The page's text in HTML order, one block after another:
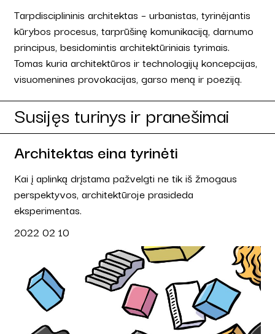
Tarpdisciplininis architektas – urbanistas, tyrinėjantis
kūrybos procesus, tarprūšinę komunikaciją, darnumo
principus, besidomintis architektūriniais tyrimais.
Tomas kuria architektūros ir technologijų koncepcijas,
visuomenines provokacijas, garso meną ir poeziją.
Susijęs turinys ir pranešimai
Architektas eina tyrinėti
Kai į aplinką drįstama pažvelgti ne tik iš žmogaus
perspektyvos, architektūroje prasideda
eksperimentas.
2022 02 10